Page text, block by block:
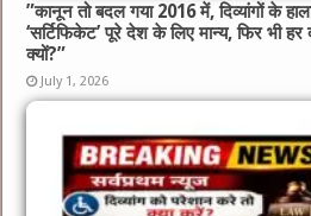
​”कानून तो बदल गया 2016 में, दिव्यांगों के
‘सर्टिफिकेट’ पूरे देश के लिए मान्य, फिर भी हर
क्यों?”
July 1, 2026